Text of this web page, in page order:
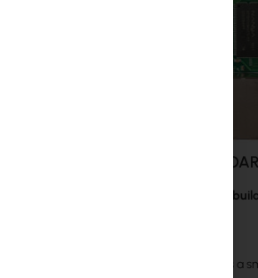
Perfect for
The RB711 is